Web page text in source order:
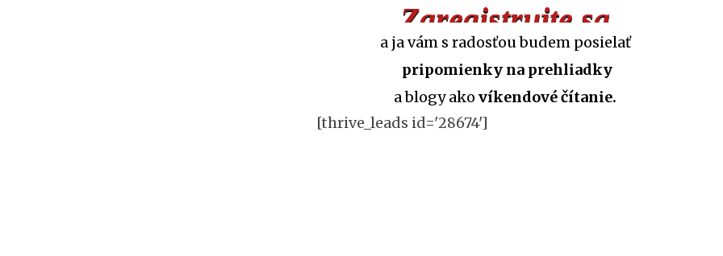
Zaregistrujte sa
a ja vám s radosťou budem posielať
pripomienky na prehliadky
a blogy akovíkendové čítanie.
[thrive_leads id='28674']